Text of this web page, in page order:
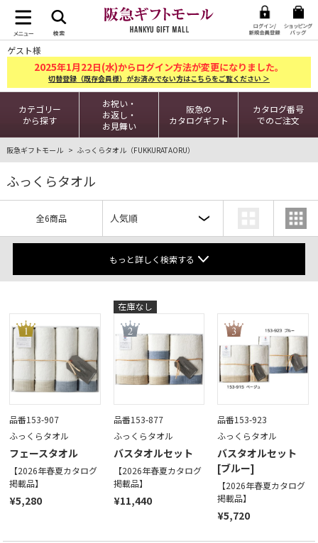
ゲスト様
2025年1月22日(水)からログイン方法が変更になりました。
切替登録（既存会員様）がお済みでない方はこちらをご覧ください ＞
カテゴリー
から探す
お祝い・
お返し・
お見舞い
阪急の
カタログギフト
カタログ番号
でのご注文
阪急ギフトモール ふっくらタオル（FUKKURATAORU）
ふっくらタオル
全6商品
もっと詳しく検索する
品番153-907
ふっくらタオル
フェースタオル
【2026年春夏カタログ
掲載品】
¥5,280
品番153-877
ふっくらタオル
バスタオルセット
【2026年春夏カタログ
掲載品】
¥11,440
品番153-923
ふっくらタオル
バスタオルセット
[ブルー]
【2026年春夏カタログ
掲載品】
¥5,720